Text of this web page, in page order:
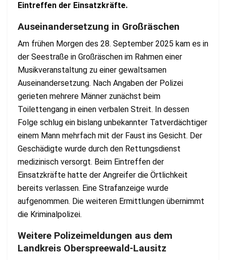
Eintreffen der Einsatzkräfte.
Auseinandersetzung in Großräschen
Am frühen Morgen des 28. September 2025 kam es in
der Seestraße in Großräschen im Rahmen einer
Musikveranstaltung zu einer gewaltsamen
Auseinandersetzung. Nach Angaben der Polizei
gerieten mehrere Männer zunächst beim
Toilettengang in einen verbalen Streit. In dessen
Folge schlug ein bislang unbekannter Tatverdächtiger
einem Mann mehrfach mit der Faust ins Gesicht. Der
Geschädigte wurde durch den Rettungsdienst
medizinisch versorgt. Beim Eintreffen der
Einsatzkräfte hatte der Angreifer die Örtlichkeit
bereits verlassen. Eine Strafanzeige wurde
aufgenommen. Die weiteren Ermittlungen übernimmt
die Kriminalpolizei.
Weitere Polizeimeldungen aus dem
Landkreis Oberspreewald-Lausitz